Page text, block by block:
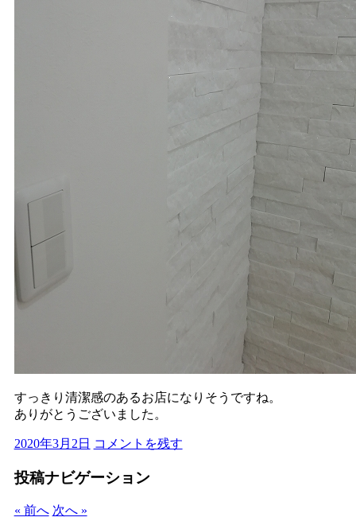
すっきり清潔感のあるお店になりそうですね。
ありがとうございました。
2020年3月2日 コメントを残す
投稿ナビゲーション
« 前へ 次へ »